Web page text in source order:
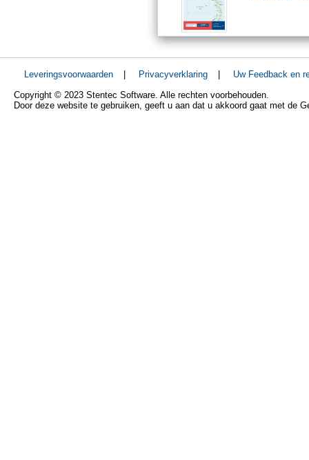
Leveringsvoorwaarden | Privacyverklaring |
Uw Feedback en
Copyright © 2023 Stentec Software. Alle rechten voorbehouden.
Door deze website te gebruiken, geeft u aan dat u akkoord gaat met de